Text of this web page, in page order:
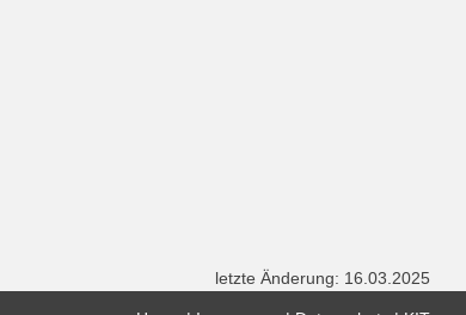
letzte Änderung: 16.03.2025